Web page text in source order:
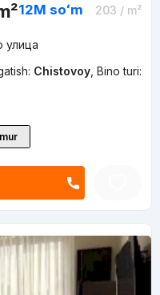
12M soʻm 203 / m²
улица
Chistovoy, Bino turi: